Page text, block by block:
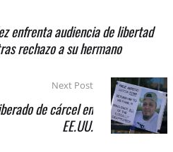
enfrenta audiencia de libertad
rechazo a su hermano
Next Post
de cárcel en
EE.UU.